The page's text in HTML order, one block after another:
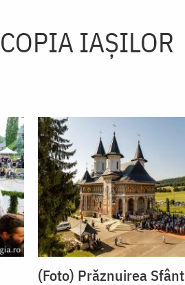
IAŞILOR
(Foto) Prăznuirea